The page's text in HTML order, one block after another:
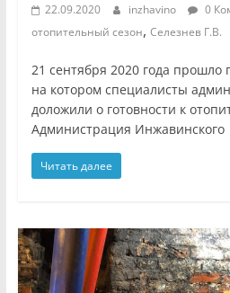
22.09.2020 inzhavino
0
отопительный сезон, Селезнев Г.В.
21 сентября 2020 года
на котором специалисты
доложили о готовности к
Администрация Инжавинского
Читать далее